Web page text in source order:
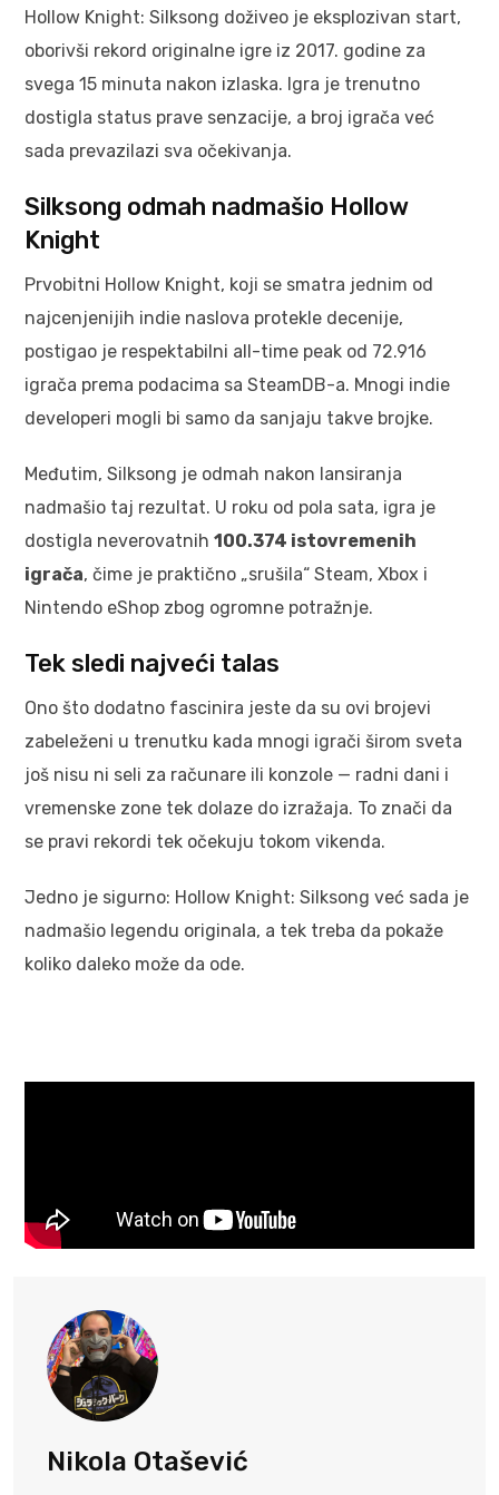
Hollow Knight: Silksong doživeo je eksplozivan start,
oborivši rekord originalne igre iz 2017. godine za
svega 15 minuta nakon izlaska. Igra je trenutno
dostigla status prave senzacije, a broj igrača već
sada prevazilazi sva očekivanja.
Silksong odmah nadmašio Hollow
Knight
Prvobitni Hollow Knight, koji se smatra jednim od
najcenjenijih indie naslova protekle decenije,
postigao je respektabilni all-time peak od 72.916
igrača prema podacima sa SteamDB-a. Mnogi indie
developeri mogli bi samo da sanjaju takve brojke.
Međutim, Silksong je odmah nakon lansiranja
nadmašio taj rezultat. U roku od pola sata, igra je
dostigla neverovatnih 100.374 istovremenih
igrača, čime je praktično „srušila“ Steam, Xbox i
Nintendo eShop zbog ogromne potražnje.
Tek sledi najveći talas
Ono što dodatno fascinira jeste da su ovi brojevi
zabeleženi u trenutku kada mnogi igrači širom sveta
još nisu ni seli za računare ili konzole — radni dani i
vremenske zone tek dolaze do izražaja. To znači da
se pravi rekordi tek očekuju tokom vikenda.
Jedno je sigurno: Hollow Knight: Silksong već sada je
nadmašio legendu originala, a tek treba da pokaže
koliko daleko može da ode.
Nikola Otašević